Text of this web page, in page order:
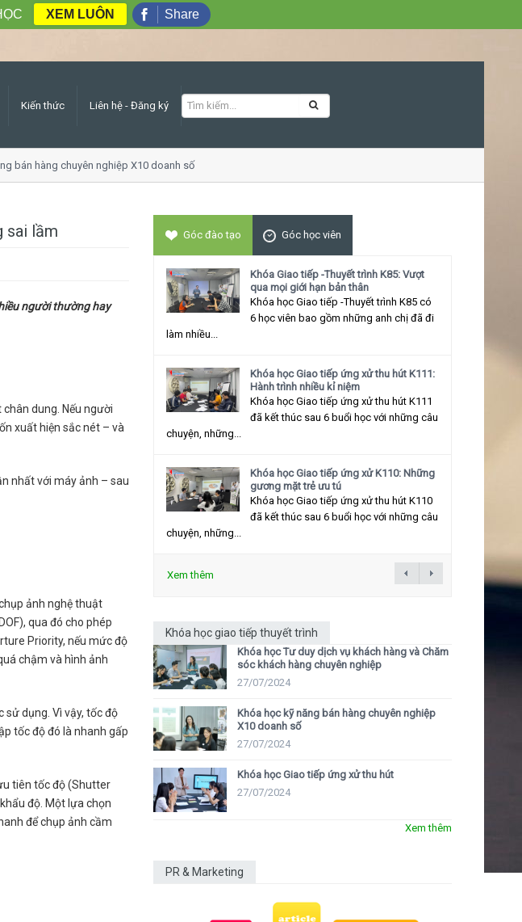
Kiến thức Liên hệ - Đăng ký
bán hàng chuyên nghiệp X10 doanh số
sai lầm
người thường hay
dung. Nếu người
xuất hiện sắc nét – và
nhất với máy ảnh – sau
ảnh nghệ thuật
qua đó cho phép
Priority, nếu mức độ
chậm và hình ảnh
dụng. Vì vậy, tốc độ
tốc độ đó là nhanh gấp
tiên tốc độ (Shutter
độ. Một lựa chọn
để chụp ảnh cầm
Góc đào tạo Góc học viên
Khóa Giao tiếp -Thuyết trình K85: Vượt
qua mọi giới hạn bản thân
Khóa học Giao tiếp -Thuyết trình K85 có
6 học viên bao gồm những anh chị đã đi
làm nhiều...
Khóa học Giao tiếp ứng xử thu hút K111:
Hành trình nhiều kỉ niệm
Khóa học Giao tiếp ứng xử thu hút K111
đã kết thúc sau 6 buổi học với những câu
chuyện, những...
Khóa học Giao tiếp ứng xử K110: Những
gương mặt trẻ ưu tú
Khóa học Giao tiếp ứng xử thu hút K110
đã kết thúc sau 6 buổi học với những câu
chuyện, những...
Xem thêm
Khóa học giao tiếp thuyết trình
Khóa học Tư duy dịch vụ khách hàng và Chăm
sóc khách hàng chuyên nghiệp
27/07/2024
Khóa học kỹ năng bán hàng chuyên nghiệp
X10 doanh số
27/07/2024
Khóa học Giao tiếp ứng xử thu hút
27/07/2024
Xem thêm
PR & Marketing
XEM LUÔN Share